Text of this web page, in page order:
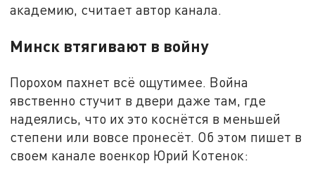
академию, считает автор канала.
Минск втягивают в войну
Порохом пахнет всё ощутимее. Война
явственно стучит в двери даже там, где
надеялись, что их это коснётся в меньшей
степени или вовсе пронесёт. Об этом пишет в
своем канале военкор Юрий Котенок: